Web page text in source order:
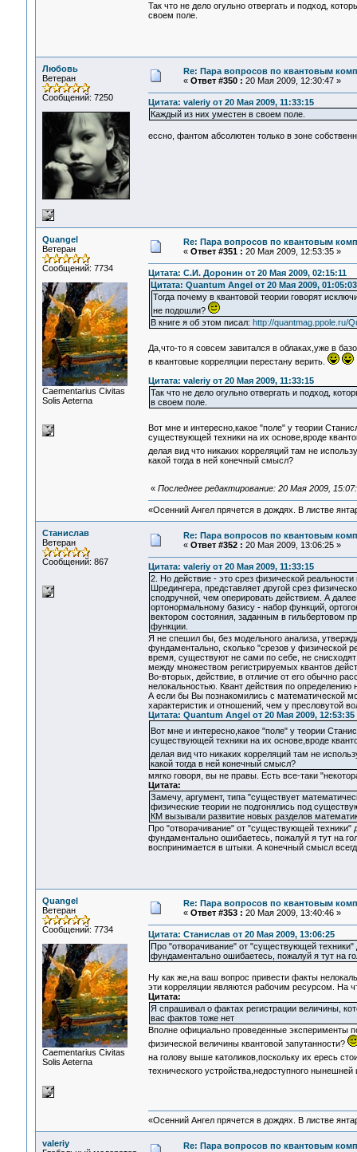
Так что не дело огульно отвергать и подход,
своем поле.
Любовь
Ветеран
Сообщений: 7250
Re: Пара вопросов по квантовым
« Ответ #350 : 20 Мая 2009, 12:30:47 »
Цитата: valeriy от 20 Мая 2009, 11:33:15
Каждый из них уместен в своем поле.
ессно, фантом абсолютен только в зоне
Quangel
Ветеран
Сообщений: 7734
Сaementarius Civitas
Solis Aeterna
Re: Пара вопросов по квантовым
« Ответ #351 : 20 Мая 2009, 12:53:35 »
Цитата: С.И. Доронин от 20 Мая 2009, 02:15:11
Цитата: Quantum Angel от 20 Мая 2009, 01:05:03
Тогда почему в квантовой теории говорят
не подошли?
В книге я об этом писал: http://quantmag.ppole.ru/
Да,что-то я совсем завитался в облаках,уже в
в квантовые корреляции перестану верить.
Цитата: valeriy от 20 Мая 2009, 11:33:15
Так что не дело огульно отвергать и подход,
в своем поле.
Вот мне и интересно,какое "поле" у теории
существующей техники на их основе,вроде
делая вид что никаких корреляций там не
какой тогда в ней конечный смысл?
« Последнее редактирование: 20 Мая 2009,
«Осенний Ангел прячется в дождях. В листве
Станислав
Ветеран
Сообщений: 867
Re: Пара вопросов по квантовым
« Ответ #352 : 20 Мая 2009, 13:06:25 »
Цитата: valeriy от 20 Мая 2009, 11:33:15
2. Но действие - это срез физической
Шредингера, представляет другой срез
сподручней, чем оперировать действием. А
ортонормальному базису - набор функций,
вектором состояния, заданным в гильбертовом
функции.
Я не спешил бы, без модельного анализа,
фундаментально, сколько "срезов у физической
время, существуют не сами по себе, не
между множеством регистрируемых квантов
Во-вторых, действие, в отличие от его обычно
нелокальностью. Квант действия по
А если бы Вы познакомились с математической
характеристик и отношений, чем у пресловутой
Цитата: Quantum Angel от 20 Мая 2009, 12:53:35
Вот мне и интересно,какое "поле" у теории
существующей техники на их основе,вроде
делая вид что никаких корреляций там не
какой тогда в ней конечный смысл?
мягко говоря, вы не правы. Есть все-таки
Цитата:
Замечу, аргумент, типа "существует
физические теории не подгонялись под
КМ вызывали развитие новых разделов
Про "отворачивание" от "существующей
фундаментально ошибаетесь, пожалуй я тут на
воспринимается в штыки. А конечный смысл
Quangel
Ветеран
Сообщений: 7734
Сaementarius Civitas
Solis Aeterna
Re: Пара вопросов по квантовым
« Ответ #353 : 20 Мая 2009, 13:40:46 »
Цитата: Станислав от 20 Мая 2009, 13:06:25
Про "отворачивание" от "существующей
фундаментально ошибаетесь, пожалуй я тут на
Ну как же,на ваш вопрос привести факты
эти корреляции являются рабочим ресурсом. На
Цитата:
Я спрашивал о фактах регистрации величины,
вас фактов тоже нет
Вполне официально проведенные эксперименты
физической величины квантовой запутанности?
на голову выше католиков,поскольку их ересь
технического устройства,недоступного
«Осенний Ангел прячется в дождях. В листве
valeriy
Re: Пара вопросов по квантовым